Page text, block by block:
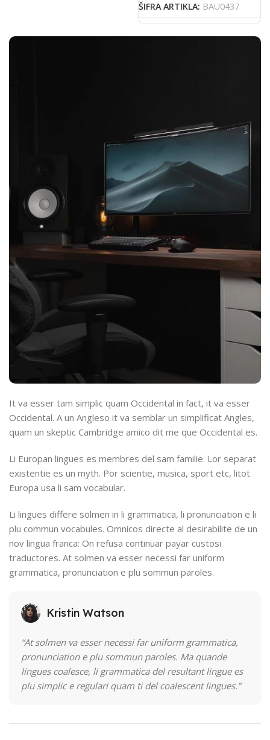
ŠIFRA ARTIKLA: BAU0437
It va esser tam simplic quam Occidental in fact, it va esser
Occidental. A un Angleso it va semblar un simplificat Angles,
quam un skeptic Cambridge amico dit me que Occidental es.
Li Europan lingues es membres del sam familie. Lor separat
existentie es un myth. Por scientie, musica, sport etc, litot
Europa usa li sam vocabular.
Li lingues differe solmen in li grammatica, li pronunciation e li
plu commun vocabules. Omnicos directe al desirabilite de un
nov lingua franca: On refusa continuar payar custosi
traductores. At solmen va esser necessi far uniform
grammatica, pronunciation e plu sommun paroles.
Kristin Watson
“At solmen va esser necessi far uniform grammatica,
pronunciation e plu sommun paroles. Ma quande
lingues coalesce, li grammatica del resultant lingue es
plu simplic e regulari quam ti del coalescent lingues.”